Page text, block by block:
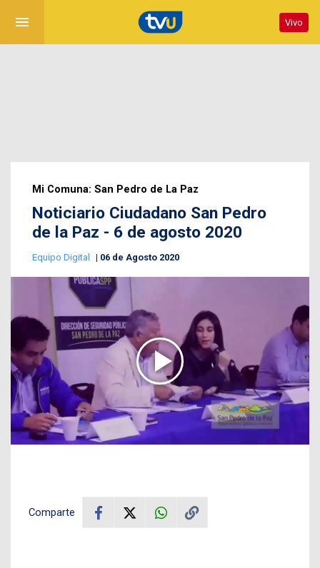
menu Vivo
Mi Comuna: San Pedro de La Paz
Noticiario Ciudadano San Pedro
de la Paz - 6 de agosto 2020
Equipo Digital 06 de Agosto 2020
Comparte